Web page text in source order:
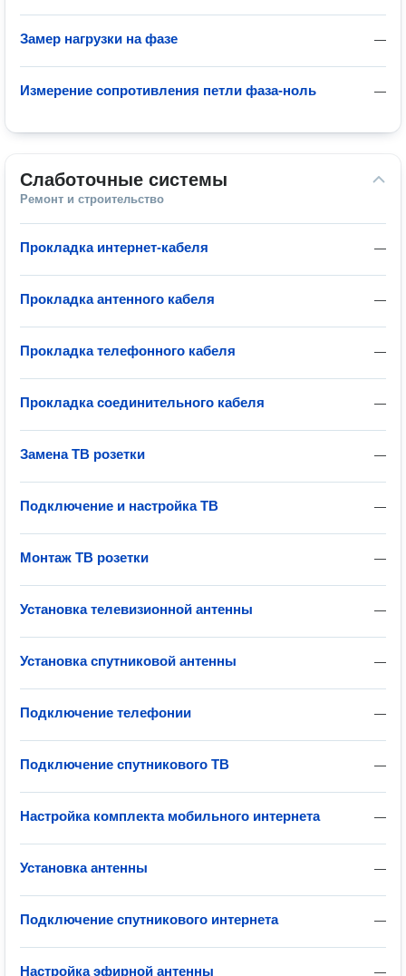
—
Замер нагрузки на фазе
—
Измерение сопротивления петли фаза-ноль
Слаботочные системы
Ремонт и строительство
—
Прокладка интернет-кабеля
—
Прокладка антенного кабеля
—
Прокладка телефонного кабеля
—
Прокладка соединительного кабеля
—
Замена ТВ розетки
—
Подключение и настройка ТВ
—
Монтаж ТВ розетки
—
Установка телевизионной антенны
—
Установка спутниковой антенны
—
Подключение телефонии
—
Подключение спутникового ТВ
—
Настройка комплекта мобильного интернета
—
Установка антенны
—
Подключение спутникового интернета
—
Настройка эфирной антенны